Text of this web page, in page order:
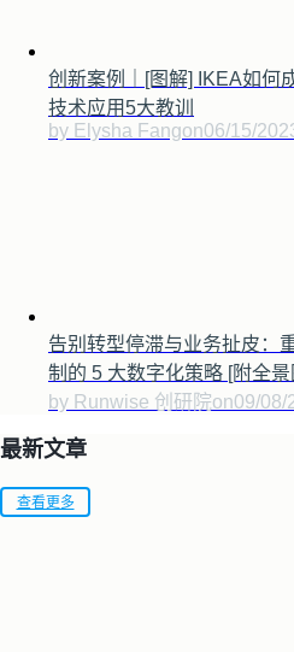
创新案例｜[图解] IKEA如何
技术应用5大教训
by Elysha Fangon06/15/
告别转型停滞与业务扯皮：
制的 5 大数字化策略 [附全景
by Runwise 创研院on09/08/
最新文章
查看更多